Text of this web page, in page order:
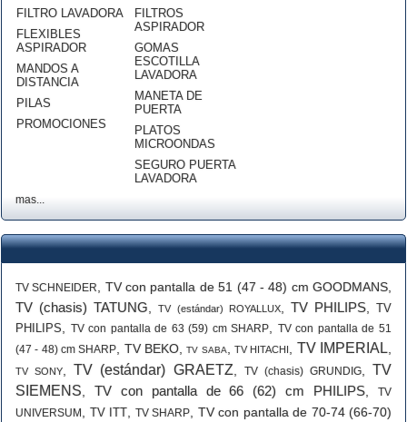
FILTRO LAVADORA
FLEXIBLES
ASPIRADOR
MANDOS A
DISTANCIA
PILAS
PROMOCIONES
FILTROS
ASPIRADOR
GOMAS
ESCOTILLA
LAVADORA
MANETA DE
PUERTA
PLATOS
MICROONDAS
SEGURO PUERTA
LAVADORA
mas...
TV SCHNEIDER TV con pantalla de 51 (47 - 48) cm GOODMANS
TV (chasis) TATUNG ,TV (estándar) ROYALLUX, TV PHILIPS, TV
PHILIPS
TV con pantalla de 63 (59) cm SHARP
TV con pantalla de 51
(47 - 48) cm SHARP
TV BEKO ,TV SABA,TV HITACHI TV IMPERIAL
TV SONY ,TV (estándar) GRAETZ TV (chasis) GRUNDIG, TV
SIEMENS
TV con pantalla de 66 (62) cm PHILIPS ,TV
UNIVERSUM
TV ITT TV SHARP TV con pantalla de 70-74 (66-70)